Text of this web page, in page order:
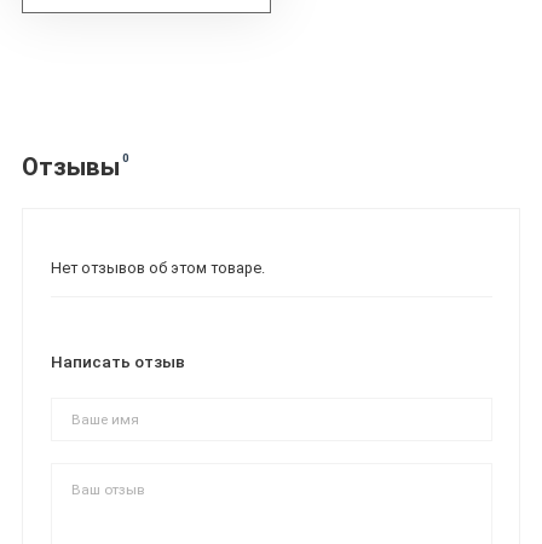
Отзывы 0
Нет отзывов об этом товаре.
Написать отзыв